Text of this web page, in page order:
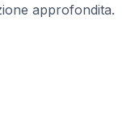
approfondita.